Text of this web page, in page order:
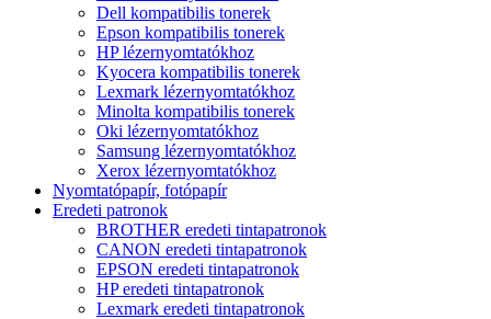
Dell kompatibilis tonerek
Epson kompatibilis tonerek
HP lézernyomtatókhoz
Kyocera kompatibilis tonerek
Lexmark lézernyomtatókhoz
Minolta kompatibilis tonerek
Oki lézernyomtatókhoz
Samsung lézernyomtatókhoz
Xerox lézernyomtatókhoz
Nyomtatópapír, fotópapír
Eredeti patronok
BROTHER eredeti tintapatronok
CANON eredeti tintapatronok
EPSON eredeti tintapatronok
HP eredeti tintapatronok
Lexmark eredeti tintapatronok